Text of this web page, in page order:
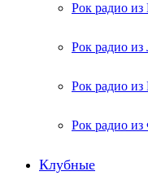
Рок радио из
Рок радио
Рок радио
Рок радио
Клубные